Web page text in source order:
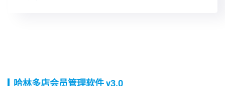
哈林多店会员管理软件 v3.0